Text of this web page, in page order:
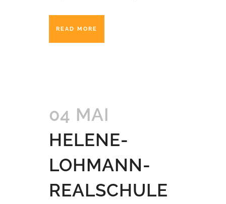
READ MORE
04 MAI
HELENE-
LOHMANN-
REALSCHULE